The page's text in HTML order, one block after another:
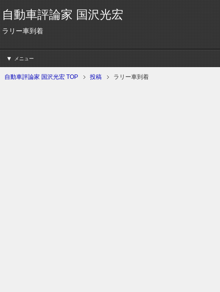
自動車評論家 国沢光宏
ラリー車到着
メニュー
自動車評論家 国沢光宏 TOP 投稿 ラリー車到着